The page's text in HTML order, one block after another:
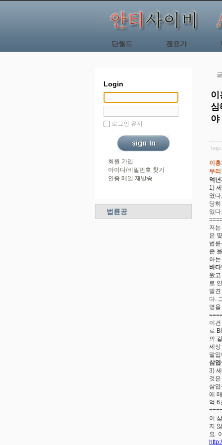
단월드 젠요가
Login
로그인 유지
회원 가입
아이디/비밀번호 찾기
인증 메일 재발송
법륜공
이
심
야
이
무
억
1)
였
당
있
저
은
법
준
하
바
왔
로
발
다.
명
이
로
의
세
말
삼
3)
것
삼
에
억 6
이
지
요.